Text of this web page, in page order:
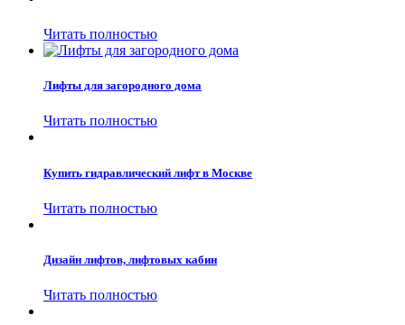
Читать полностью
Лифты для загородного дома
Читать полностью
Купить гидравлический лифт в Москве
Читать полностью
Дизайн лифтов, лифтовых кабин
Читать полностью